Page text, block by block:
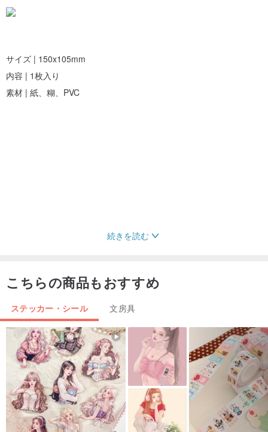
サイズ | 150x105mm
内容 | 1枚入り
素材 | 紙、糊、PVC
続きを読む
こちらの商品もおすすめ
ステッカー・シール 文房具